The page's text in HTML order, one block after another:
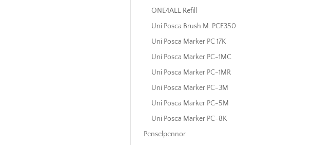
ONE4ALL Refill
Uni Posca Brush M. PCF350
Uni Posca Marker PC 17K
Uni Posca Marker PC-1MC
Uni Posca Marker PC-1MR
Uni Posca Marker PC-3M
Uni Posca Marker PC-5M
Uni Posca Marker PC-8K
Penselpennor